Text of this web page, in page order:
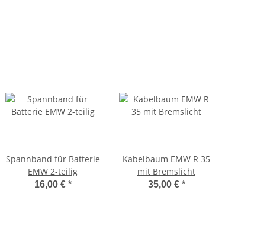
Spannband für Batterie
EMW 2-teilig
16,00 € *
Kabelbaum EMW R 35
mit Bremslicht
35,00 € *